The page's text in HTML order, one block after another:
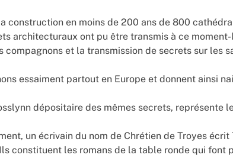
construction en moins de 200 ans de 800
architecturaux ont pu être transmis à ce
compagnons et la transmission de secrets sur les
essaiment partout en Europe et donnent ainsi
dépositaire des mêmes secrets,
un écrivain du nom de Chrétien de Troyes
constituent les romans de la table ronde qui